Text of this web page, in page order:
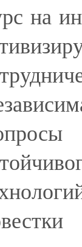
на